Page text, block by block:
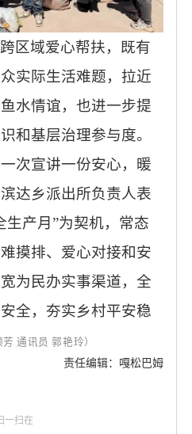
区域爱心帮扶，既有
实际生活难题，拉近
水情谊，也进一步提
和基层治理参与度。
次宣讲一份安心，暖
达乡派出所负责人表
生产月”为契机，常态
摸排、爱心对接和安
为民办实事渠道，全
全，夯实乡村平安稳
芳 通讯员 郭艳玲）
责任编辑：嘎松巴姆
一扫在